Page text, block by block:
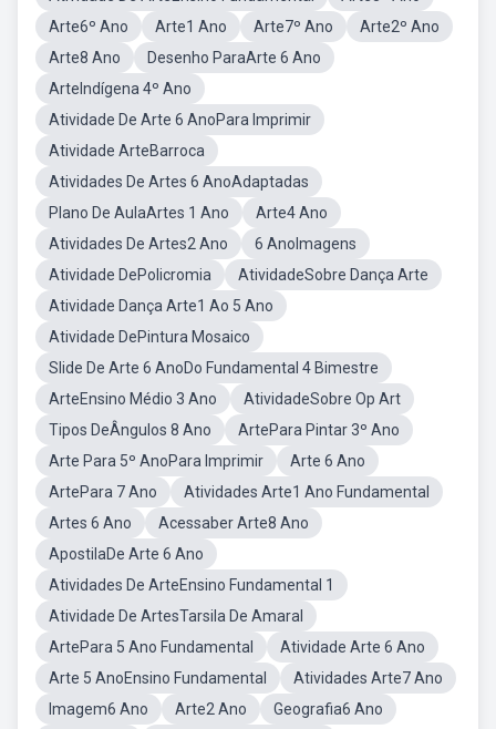
Arte6º Ano
Arte1 Ano Arte7º Ano
Arte2º Ano
Arte8 Ano
Desenho ParaArte 6 Ano
ArteIndígena 4º Ano
Atividade De Arte 6 AnoPara Imprimir
Atividade ArteBarroca
Atividades De Artes 6 AnoAdaptadas
Plano De AulaArtes 1 Ano
Arte4 Ano
Atividades De Artes2 Ano
6 AnoImagens
Atividade DePolicromia
AtividadeSobre Dança Arte
Atividade Dança Arte1 Ao 5 Ano
Atividade DePintura Mosaico
Slide De Arte 6 AnoDo Fundamental 4 Bimestre
ArteEnsino Médio 3 Ano
AtividadeSobre Op Art
Tipos DeÂngulos 8 Ano
ArtePara Pintar 3º Ano
Arte Para 5º AnoPara Imprimir
Arte 6 Ano
ArtePara 7 Ano
Atividades Arte1 Ano Fundamental
Artes 6 Ano
Acessaber Arte8 Ano
ApostilaDe Arte 6 Ano
Atividades De ArteEnsino Fundamental 1
Atividade De ArtesTarsila De Amaral
ArtePara 5 Ano Fundamental
Atividade Arte 6 Ano
Arte 5 AnoEnsino Fundamental
Atividades Arte7 Ano
Imagem6 Ano
Arte2 Ano
Geografia6 Ano